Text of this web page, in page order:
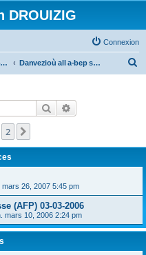
DROUIZIG
Connexion
Kerzrouizig - Foromoù An Drouizig Danvezioù all a-bep seurt
e
Rechercher
2
mars 26, 2007 5:45 pm
(AFP) 03-03-2006
mars 10, 2006 2:24 pm